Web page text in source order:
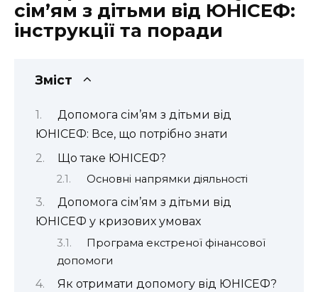
сім’ям з дітьми від ЮНІСЕФ:
інструкції та поради
Зміст
Допомога сім’ям з дітьми від
ЮНІСЕФ: Все, що потрібно знати
Що таке ЮНІСЕФ?
Основні напрямки діяльності
Допомога сім’ям з дітьми від
ЮНІСЕФ у кризових умовах
Програма екстреної фінансової
допомоги
Як отримати допомогу від ЮНІСЕФ?